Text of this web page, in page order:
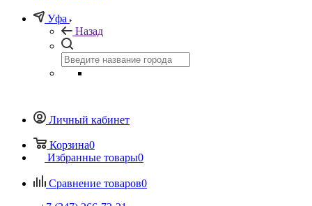
Уфа
Назад
Личный кабинет
Корзина0
Избранные товары0
Сравнение товаров0